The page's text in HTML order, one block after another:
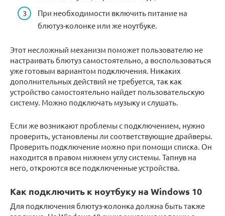
При необходимости включить питание на
блютуз-колонке или же ноутбуке.
Этот несложный механизм поможет пользователю не
настраивать блютуз самостоятельно, а воспользоваться
уже готовым вариантом подключения. Никаких
дополнительных действий не требуется, так как
устройство самостоятельно найдет пользовательскую
систему. Можно подключать музыку и слушать.
Если же возникают проблемы с подключением, нужно
проверить, установлены ли соответствующие драйверы.
Проверить подключение можно при помощи списка. Он
находится в правом нижнем углу системы. Тапнув на
него, откроются все подключенные устройства.
Как подключить к ноутбуку на Windows 10
Для подключения блютуз-колонка должна быть также